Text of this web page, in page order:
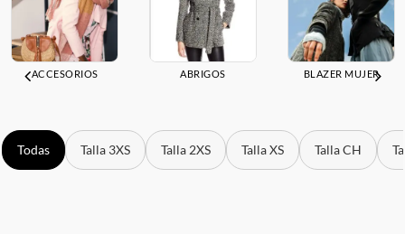
ACCESORIOS ABRIGOS BLAZER MUJER
Todas Talla 3XS Talla 2XS Talla XS Talla CH